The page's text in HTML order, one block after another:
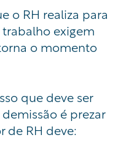
o RH realiza para
exigem
o momento
que deve ser
é prezar
de RH deve: